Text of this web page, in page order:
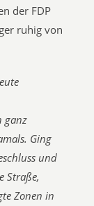
der FDP
ruhig von
ganz
Ging
und
Straße,
Zonen in